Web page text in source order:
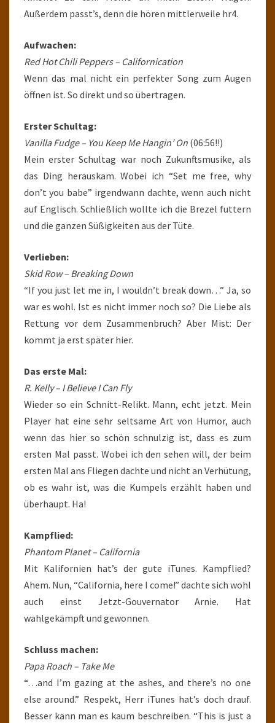
Außerdem passt’s, denn die hören mittlerweile hr4.
Aufwachen:
Red Hot Chili Peppers – Californication
Wenn das mal nicht ein perfekter Song zum Augen
öffnen ist. So direkt und so übertragen.
Erster Schultag:
Vanilla Fudge – You Keep Me Hangin’ On (06:56!!)
Mein erster Schultag war noch Zukunftsmusike, als
das Ding herauskam. Wobei ich “Set me free, why
don’t you babe” irgendwann dachte, wenn auch nicht
auf Englisch. Schließlich wollte ich die Brezel futtern
und die ganzen Süßigkeiten aus der Tüte.
Verlieben:
Skid Row – Breaking Down
“If you just let me in, I wouldn’t break down…” Ja, so
war es wohl. Ist es nicht immer noch so? Die Liebe als
Rettung vor dem Zusammenbruch? Aber Mist: Der
kommt ja erst später hier.
Das erste Mal:
R. Kelly – I Believe I Can Fly
Wieder so ein Schnitt-Relikt. Mann, echt jetzt. Mein
Player hat eine sehr seltsame Art von Humor, auch
wenn das hier so schön schnulzig ist, dass es zum
ersten Mal passt. Wobei ich den sehen will, der beim
ersten Mal ans Fliegen dachte und nicht an Verhütung,
ob es wahr ist, was die Kumpels erzählt haben und
überhaupt. Ha!
Kampflied:
Phantom Planet – California
Mit Kalifornien hat’s der gute iTunes. Kampflied?
Ahem. Nun, “California, here I come!” dachte sich wohl
auch einst Jetzt-Gouvernator Arnie. Hat
wahlgekämpft und gewonnen.
Schluss machen:
Papa Roach – Take Me
“…and I’m gazing at the ashes, and there’s no one
else around.” Respekt, Herr iTunes hat’s doch drauf.
Besser kann man es kaum beschreiben. “This is just a